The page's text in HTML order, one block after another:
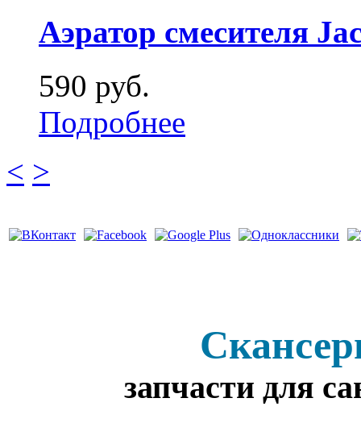
Аэратор смесителя
590 руб.
Подробнее
< >
запчасти для